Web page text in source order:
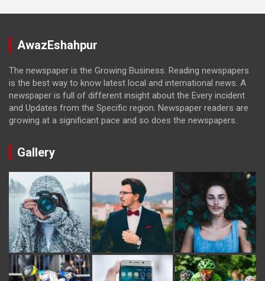
AwazEshahpur
The newspaper is the Growing Business. Reading newspapers
is the best way to know latest local and international news. A
newspaper is full of different insight about the Every incident
and Updates from the Specific region. Newspaper readers are
growing at a significant pace and so does the newspapers.
Gallery